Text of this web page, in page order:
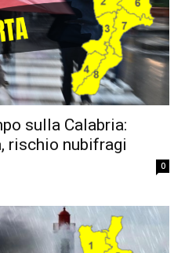
sulla Calabria:
rischio nubifragi
0